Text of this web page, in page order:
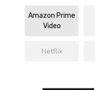
Amazon Prime
Video
Netflix